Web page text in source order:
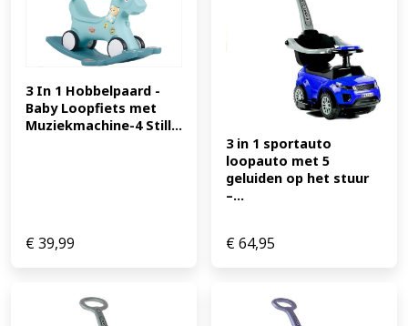
3 In 1 Hobbelpaard -
Baby Loopfiets met
Muziekmachine-4 Still...
€39,99
3 in 1 sportauto
loopauto met 5
geluiden op het stuur
–...
€64,95